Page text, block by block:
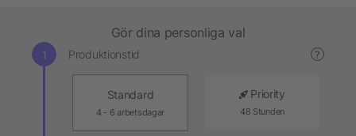
Gör dina personliga val
Produktionstid ?
Standard
4 - 6 arbetsdagar
Priority
48 Stunden